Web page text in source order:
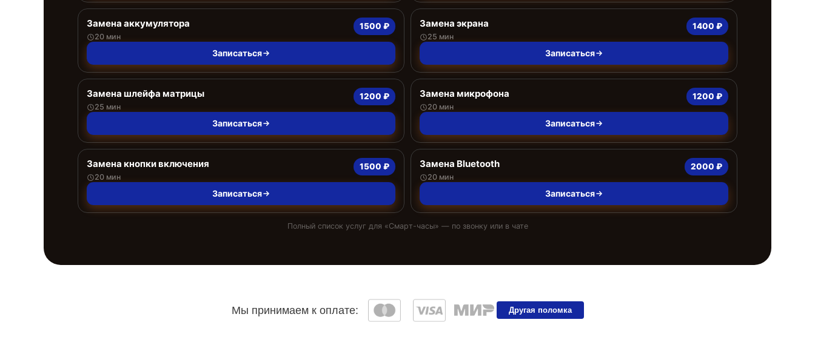
Замена аккумулятора
20 мин
1500 ₽
Записаться
Замена экрана
25 мин
1400 ₽
Записаться
Замена шлейфа матрицы
25 мин
1200 ₽
Записаться
Замена микрофона
20 мин
1200 ₽
Записаться
Замена кнопки включения
20 мин
1500 ₽
Записаться
Замена Bluetooth
20 мин
2000 ₽
Записаться
Полный список услуг для «Смарт-часы» — по звонку или в чате
Мы принимаем к оплате: Другая поломка